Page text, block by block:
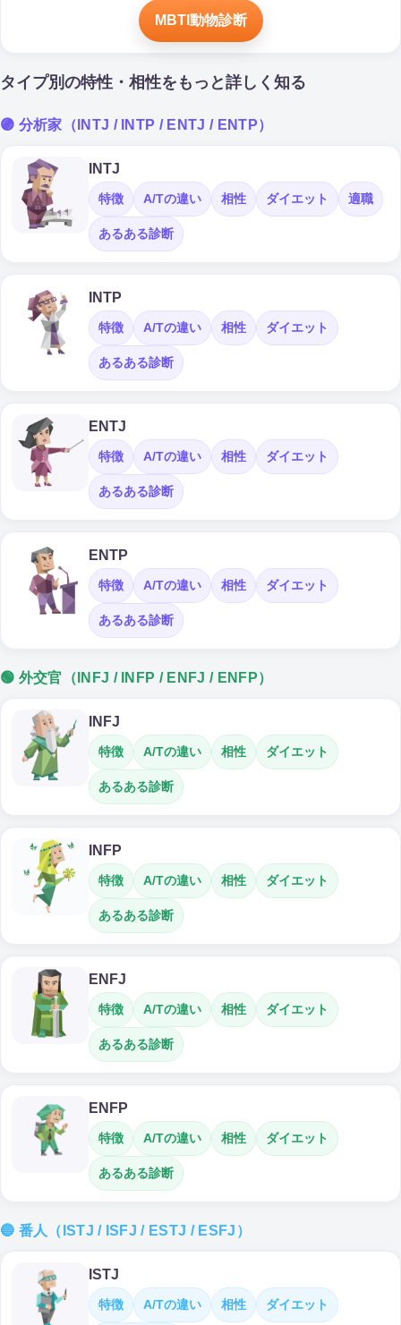
MBTI動物診断
タイプ別の特性・相性をもっと詳しく知る
🟣 分析家（INTJ / INTP / ENTJ / ENTP）
INTJ
特徴 A/Tの違い 相性 ダイエット 適職
あるある診断
INTP
特徴 A/Tの違い 相性 ダイエット
あるある診断
ENTJ
特徴 A/Tの違い 相性 ダイエット
あるある診断
ENTP
特徴 A/Tの違い 相性 ダイエット
あるある診断
🟢 外交官（INFJ / INFP / ENFJ / ENFP）
INFJ
特徴 A/Tの違い 相性 ダイエット
あるある診断
INFP
特徴 A/Tの違い 相性 ダイエット
あるある診断
ENFJ
特徴 A/Tの違い 相性 ダイエット
あるある診断
ENFP
特徴 A/Tの違い 相性 ダイエット
あるある診断
🔵 番人（ISTJ / ISFJ / ESTJ / ESFJ）
ISTJ
特徴 A/Tの違い 相性 ダイエット